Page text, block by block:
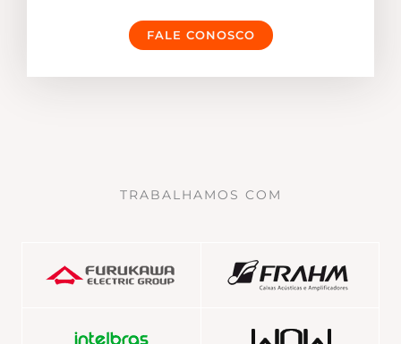
FALE CONOSCO
TRABALHAMOS COM